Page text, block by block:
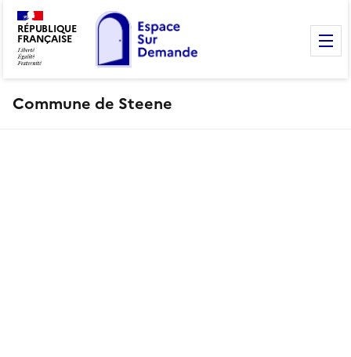
RÉPUBLIQUE
FRANÇAISE
Commune de Steene